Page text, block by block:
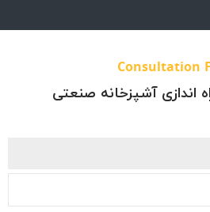
آشپزخانه صنعتی